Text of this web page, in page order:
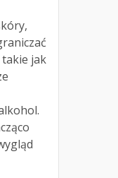
jak